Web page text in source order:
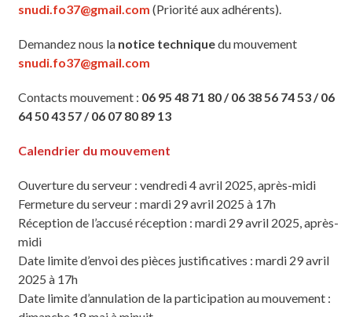
snudi.fo37@gmail.com (Priorité aux adhérents).
Demandez nous la notice techniquedu mouvement
snudi.fo37@gmail.com
Contacts mouvement : 06 95 48 71 80 / 06 38 56 74 53 / 06
64 50 43 57 / 06 07 80 89 13
Calendrier du mouvement
Ouverture du serveur : vendredi 4 avril 2025, après-midi
Fermeture du serveur : mardi 29 avril 2025 à 17h
Réception de l’accusé réception : mardi 29 avril 2025, après-
midi
Date limite d’envoi des pièces justificatives : mardi 29 avril
2025 à 17h
Date limite d’annulation de la participation au mouvement :